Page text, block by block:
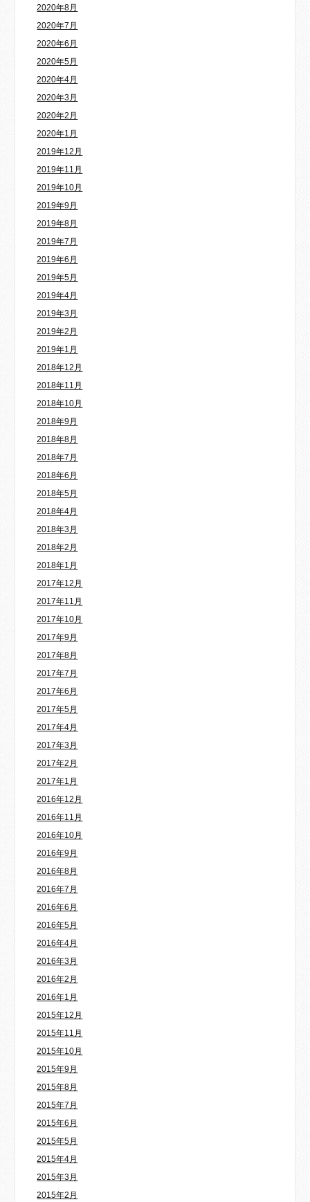
2020年8月
2020年7月
2020年6月
2020年5月
2020年4月
2020年3月
2020年2月
2020年1月
2019年12月
2019年11月
2019年10月
2019年9月
2019年8月
2019年7月
2019年6月
2019年5月
2019年4月
2019年3月
2019年2月
2019年1月
2018年12月
2018年11月
2018年10月
2018年9月
2018年8月
2018年7月
2018年6月
2018年5月
2018年4月
2018年3月
2018年2月
2018年1月
2017年12月
2017年11月
2017年10月
2017年9月
2017年8月
2017年7月
2017年6月
2017年5月
2017年4月
2017年3月
2017年2月
2017年1月
2016年12月
2016年11月
2016年10月
2016年9月
2016年8月
2016年7月
2016年6月
2016年5月
2016年4月
2016年3月
2016年2月
2016年1月
2015年12月
2015年11月
2015年10月
2015年9月
2015年8月
2015年7月
2015年6月
2015年5月
2015年4月
2015年3月
2015年2月